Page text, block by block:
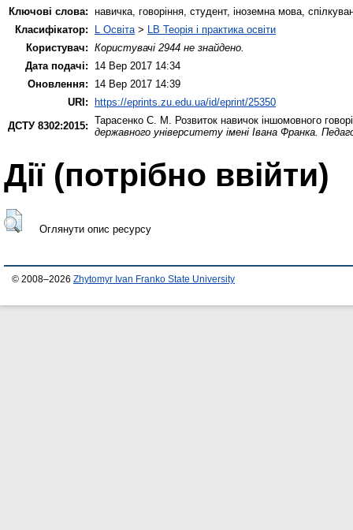
Ключові слова: навичка, говоріння, студент, іноземна мова,
Класифікатор:
L Освіта > LB Теорія і практика освіти
Користувач: Користувачі 2944 не знайдено.
Дата подачі:
14 Вер 2017 14:34
Оновлення:
14 Вер 2017 14:39
URI: https://eprints.zu.edu.ua/id/eprint/25350
ДСТУ 8302:2015: Тарасенко С. М.
Розвиток навичок іншомовного
державного університету імені Івана Франка.
Дії ​​(потрібно ввійти)
Оглянути опис ресурсу
© 2008–2026 Zhytomyr Ivan Franko State University